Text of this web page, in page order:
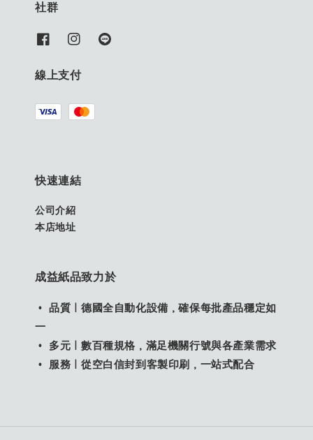
社群
線上支付
快速連結
公司介紹
本店地址
成益紙品致力於
• 品質｜德國全自動化設備，確保每批產品穩定如
一
• 多元｜數百種規格，滿足機關行號與各產業需求
• 服務｜從空白信封到客製印刷，一站式配合